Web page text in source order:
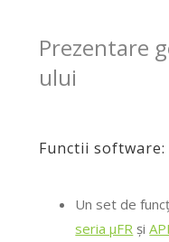
Prezentare
ului
Functii software:
Un set de
seria μFR și